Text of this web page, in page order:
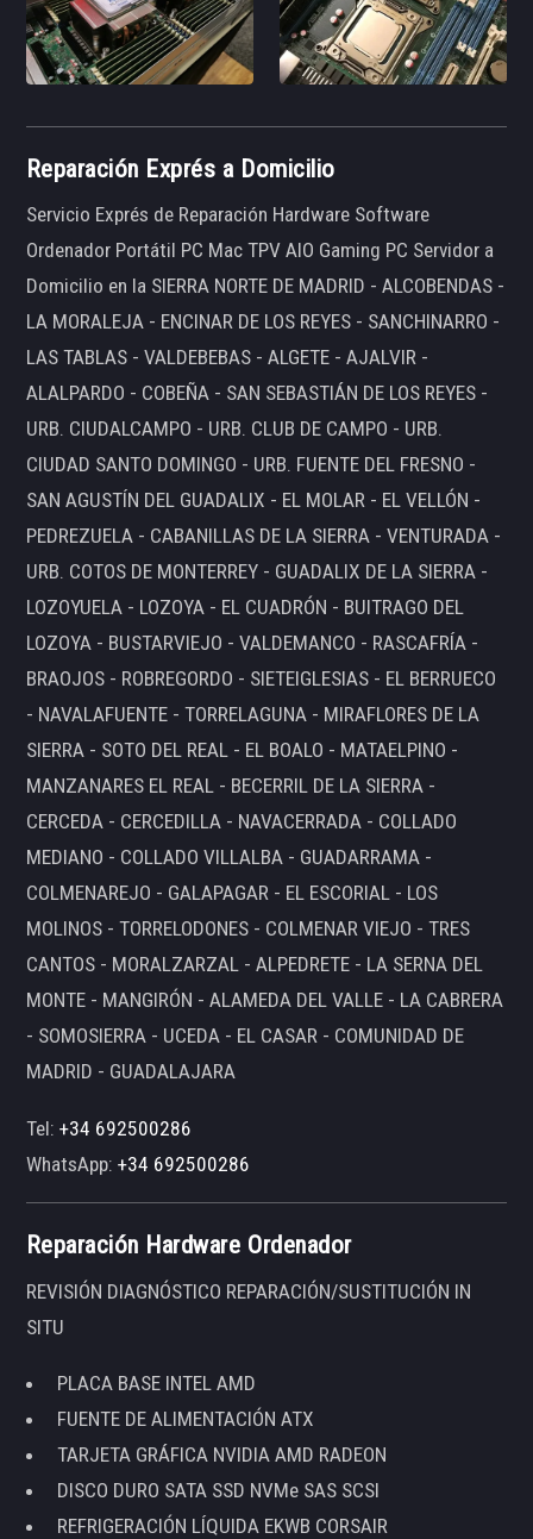
Reparación Exprés a Domicilio
Servicio Exprés de Reparación Hardware Software
Ordenador Portátil PC Mac TPV AIO Gaming PC Servidor a
Domicilio en la SIERRA NORTE DE MADRID - ALCOBENDAS -
LA MORALEJA - ENCINAR DE LOS REYES - SANCHINARRO -
LAS TABLAS - VALDEBEBAS - ALGETE - AJALVIR -
ALALPARDO - COBEÑA - SAN SEBASTIÁN DE LOS REYES -
URB. CIUDALCAMPO - URB. CLUB DE CAMPO - URB.
CIUDAD SANTO DOMINGO - URB. FUENTE DEL FRESNO -
SAN AGUSTÍN DEL GUADALIX - EL MOLAR - EL VELLÓN -
PEDREZUELA - CABANILLAS DE LA SIERRA - VENTURADA -
URB. COTOS DE MONTERREY - GUADALIX DE LA SIERRA -
LOZOYUELA - LOZOYA - EL CUADRÓN - BUITRAGO DEL
LOZOYA - BUSTARVIEJO - VALDEMANCO - RASCAFRÍA -
BRAOJOS - ROBREGORDO - SIETEIGLESIAS - EL BERRUECO
- NAVALAFUENTE - TORRELAGUNA - MIRAFLORES DE LA
SIERRA - SOTO DEL REAL - EL BOALO - MATAELPINO -
MANZANARES EL REAL - BECERRIL DE LA SIERRA -
CERCEDA - CERCEDILLA - NAVACERRADA - COLLADO
MEDIANO - COLLADO VILLALBA - GUADARRAMA -
COLMENAREJO - GALAPAGAR - EL ESCORIAL - LOS
MOLINOS - TORRELODONES - COLMENAR VIEJO - TRES
CANTOS - MORALZARZAL - ALPEDRETE - LA SERNA DEL
MONTE - MANGIRÓN - ALAMEDA DEL VALLE - LA CABRERA
- SOMOSIERRA - UCEDA - EL CASAR - COMUNIDAD DE
MADRID - GUADALAJARA
Tel:+34 692500286
WhatsApp:+34 692500286
Reparación Hardware Ordenador
REVISIÓN DIAGNÓSTICO REPARACIÓN/SUSTITUCIÓN IN
SITU
PLACA BASE INTEL AMD
FUENTE DE ALIMENTACIÓN ATX
TARJETA GRÁFICA NVIDIA AMD RADEON
DISCO DURO SATA SSD NVMe SAS SCSI
REFRIGERACIÓN LÍQUIDA EKWB CORSAIR